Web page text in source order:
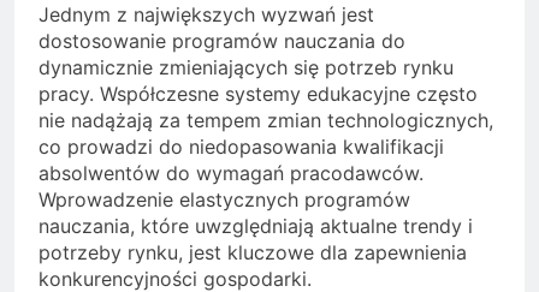
Jednym z największych wyzwań jest
dostosowanie programów nauczania do
dynamicznie zmieniających się potrzeb rynku
pracy. Współczesne systemy edukacyjne często
nie nadążają za tempem zmian technologicznych,
co prowadzi do niedopasowania kwalifikacji
absolwentów do wymagań pracodawców.
Wprowadzenie elastycznych programów
nauczania, które uwzględniają aktualne trendy i
potrzeby rynku, jest kluczowe dla zapewnienia
konkurencyjności gospodarki.